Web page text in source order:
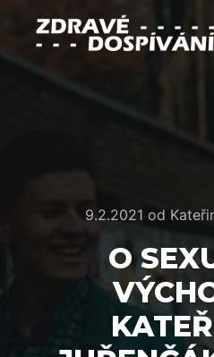
9.2.2021 od
O